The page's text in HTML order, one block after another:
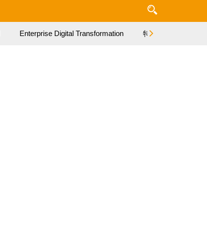
Enterprise Digital Transformation 特集